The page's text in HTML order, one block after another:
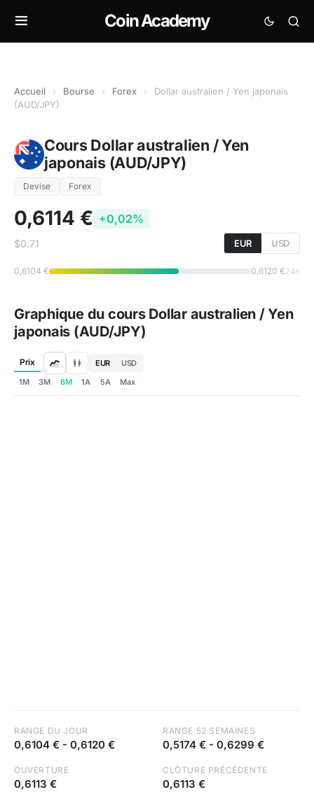
Coin Academy
Accueil › Bourse › Forex ›
Dollar australien / Yen japonais
(AUD/JPY)
Cours Dollar australien / Yen
japonais (AUD/JPY)
Devise Forex
0,6114 € +0,02%
$0.71 EUR USD
0,6104 € 0,6120 €24h
Graphique du cours Dollar australien / Yen
japonais (AUD/JPY)
Prix EUR
USD
1M
3M 6M 1A 5A Max
RANGE DU JOUR
0,6104 € - 0,6120 €
RANGE 52 SEMAINES
0,5174 € - 0,6299 €
OUVERTURE
0,6113 €
CLÔTURE PRÉCÉDENTE
0,6113 €